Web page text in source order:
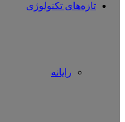
تازه‌های تکنولوژی
رایانه